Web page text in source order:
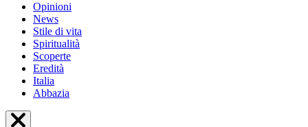
Opinioni
News
Stile di vita
Spiritualità
Scoperte
Eredità
Italia
Abbazia